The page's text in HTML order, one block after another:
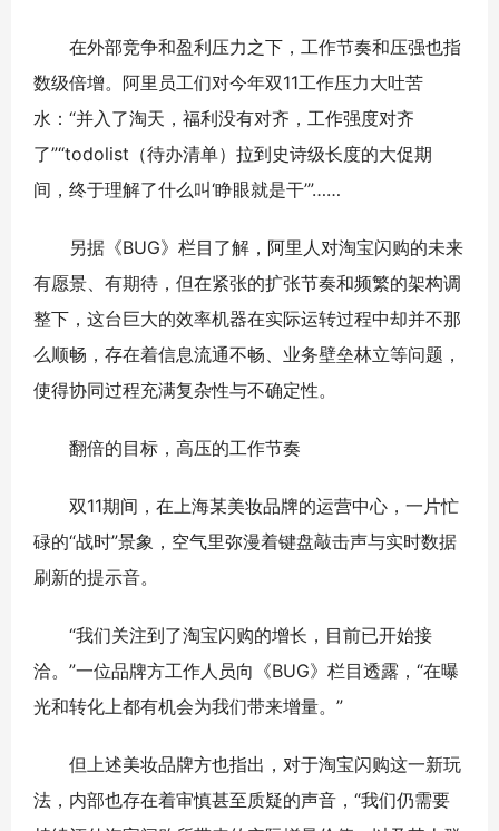
在外部竞争和盈利压力之下，工作节奏和压强也指
数级倍增。阿里员工们对今年双11工作压力大吐苦
水：“并入了淘天，福利没有对齐，工作强度对齐
了”“todolist（待办清单）拉到史诗级长度的大促期
间，终于理解了什么叫‘睁眼就是干’”……
另据《BUG》栏目了解，阿里人对淘宝闪购的未来
有愿景、有期待，但在紧张的扩张节奏和频繁的架构调
整下，这台巨大的效率机器在实际运转过程中却并不那
么顺畅，存在着信息流通不畅、业务壁垒林立等问题，
使得协同过程充满复杂性与不确定性。
翻倍的目标，高压的工作节奏
双11期间，在上海某美妆品牌的运营中心，一片忙
碌的“战时”景象，空气里弥漫着键盘敲击声与实时数据
刷新的提示音。
“我们关注到了淘宝闪购的增长，目前已开始接
洽。”一位品牌方工作人员向《BUG》栏目透露，“在曝
光和转化上都有机会为我们带来增量。”
但上述美妆品牌方也指出，对于淘宝闪购这一新玩
法，内部也存在着审慎甚至质疑的声音，“我们仍需要